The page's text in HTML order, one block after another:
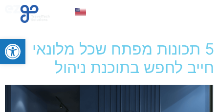
5 תכונות מפתח שכל מלונאי
חייב לחפש בתוכנת ניהול
פתח